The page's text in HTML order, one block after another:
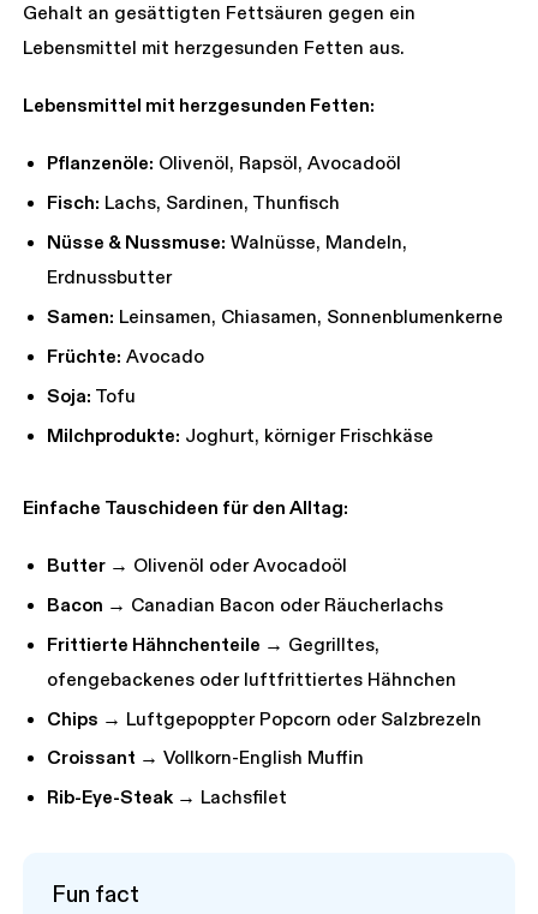
Gehalt an gesättigten Fettsäuren gegen ein
Lebensmittel mit herzgesunden Fetten aus.
Lebensmittel mit herzgesunden Fetten:
Pflanzenöle: Olivenöl, Rapsöl, Avocadoöl
Fisch: Lachs, Sardinen, Thunfisch
Nüsse & Nussmuse: Walnüsse, Mandeln,
Erdnussbutter
Samen: Leinsamen, Chiasamen, Sonnenblumenkerne
Früchte: Avocado
Soja: Tofu
Milchprodukte: Joghurt, körniger Frischkäse
Einfache Tauschideen für den Alltag:
Butter → Olivenöl oder Avocadoöl
Bacon → Canadian Bacon oder Räucherlachs
Frittierte Hähnchenteile → Gegrilltes,
ofengebackenes oder luftfrittiertes Hähnchen
Chips → Luftgepoppter Popcorn oder Salzbrezeln
Croissant → Vollkorn-English Muffin
Rib-Eye-Steak → Lachsfilet
Fun fact